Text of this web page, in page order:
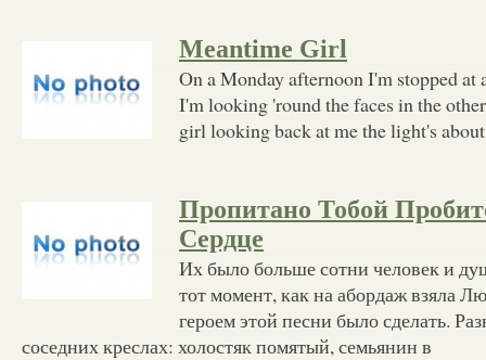
Meantime Girl
On a Monday afternoon I'm stopped at
I'm looking 'round the faces in the
girl looking back at me the light's
Пропитано Тобой
Сердце
Их было больше сотни человек и
тот момент, как на абордаж взяла
героем этой песни было сделать.
соседних креслах: холостяк помятый, семьянин в